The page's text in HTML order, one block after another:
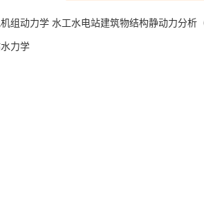
组动力学 水工水电站建筑物结构静动力分
力学